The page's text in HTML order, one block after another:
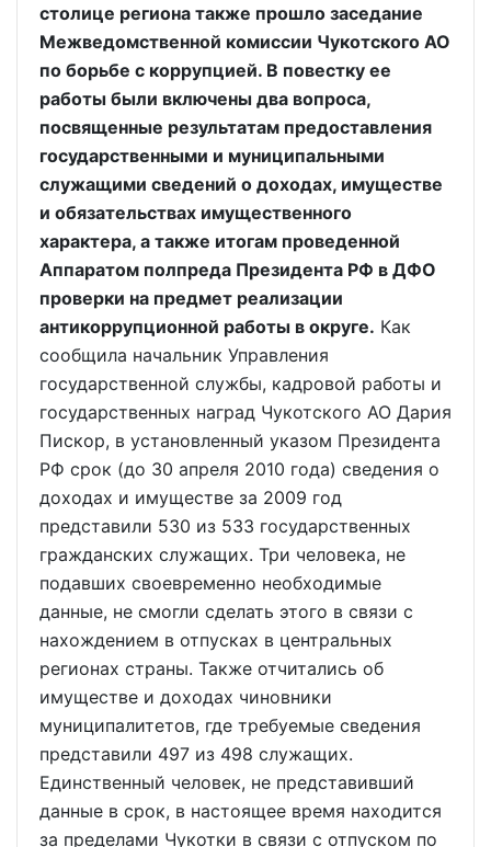
столице региона также прошло заседание
Межведомственной комиссии Чукотского АО
по борьбе с коррупцией. В повестку ее
работы были включены два вопроса,
посвященные результатам предоставления
государственными и муниципальными
служащими сведений о доходах, имуществе
и обязательствах имущественного
характера, а также итогам проведенной
Аппаратом полпреда Президента РФ в ДФО
проверки на предмет реализации
антикоррупционной работы в округе. Как
сообщила начальник Управления
государственной службы, кадровой работы и
государственных наград Чукотского АО Дария
Пискор, в установленный указом Президента
РФ срок (до 30 апреля 2010 года) сведения о
доходах и имуществе за 2009 год
представили 530 из 533 государственных
гражданских служащих. Три человека, не
подавших своевременно необходимые
данные, не смогли сделать этого в связи с
нахождением в отпусках в центральных
регионах страны. Также отчитались об
имуществе и доходах чиновники
муниципалитетов, где требуемые сведения
представили 497 из 498 служащих.
Единственный человек, не представивший
данные в срок, в настоящее время находится
за пределами Чукотки в связи с отпуском по